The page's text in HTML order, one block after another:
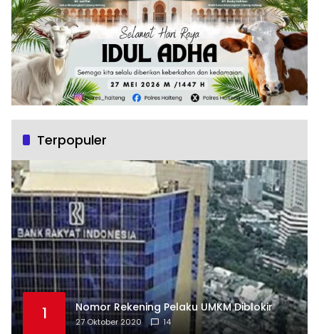
Terpopuler
1 Nomor Rekening Pelaku UMKM Diblokir
27 Oktober 2020 14